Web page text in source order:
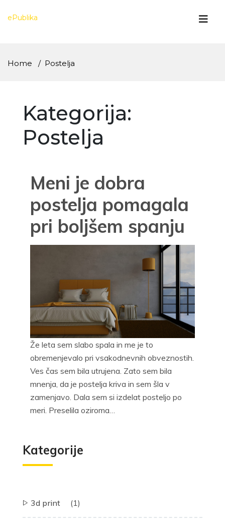
ePublika
Home Postelja
Kategorija:
Postelja
Meni je dobra
postelja pomagala
pri boljšem spanju
Že leta sem slabo spala in me je to
obremenjevalo pri vsakodnevnih obveznostih.
Ves čas sem bila utrujena. Zato sem bila
mnenja, da je postelja kriva in sem šla v
zamenjavo. Dala sem si izdelat posteljo po
meri. Preselila oziroma…
Kategorije
3d print (1)